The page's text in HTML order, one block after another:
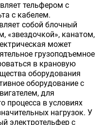
тельфером с
с кабелем.
собой блочный
«звездочкой», канатом,
может
грузоподъемное
в крановую
оборудования
оборудование с
для
процесса в условиях
нагрузок. У
электротельфер с